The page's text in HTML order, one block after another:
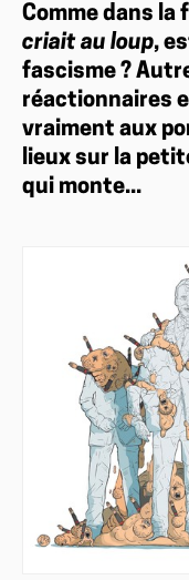
Comme dans la
criait au loup,
fascisme ?
réactionnaires
vraiment aux
lieux sur la
qui monte...